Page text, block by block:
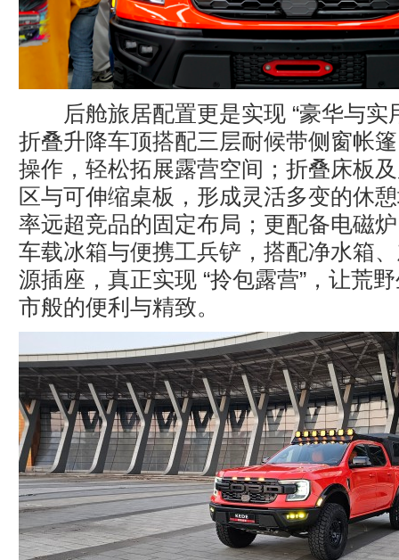
后舱旅居配置更是实现 “豪华与实
折叠升降车顶搭配三层耐候带侧窗帐
操作，轻松拓展露营空间；折叠床板
区与可伸缩桌板，形成灵活多变的休
率远超竞品的固定布局；更配备电磁
车载冰箱与便携工兵铲，搭配净水箱
源插座，真正实现 “拎包露营”，让荒
市般的便利与精致。